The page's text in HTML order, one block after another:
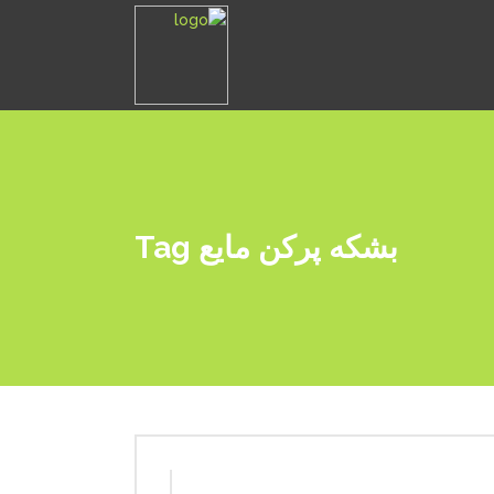
بشکه پرکن مایع Tag